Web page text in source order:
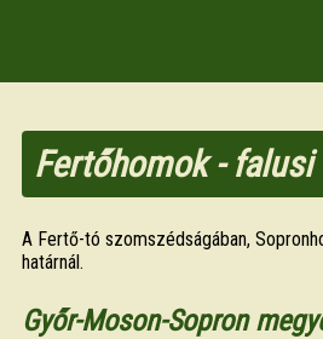
Fertőhomok -
A Fertő-tó szomszédságában,
határnál.
Győr-Moson-Sopron